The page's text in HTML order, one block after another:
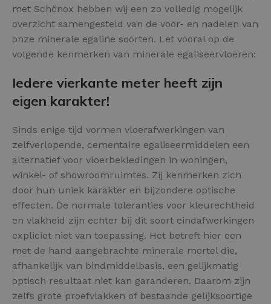
met Schönox hebben wij een zo volledig mogelijk
overzicht samengesteld van de voor- en nadelen van
onze minerale egaline soorten. Let vooral op de
volgende kenmerken van minerale egaliseervloeren:
Iedere vierkante meter heeft zijn
eigen karakter!
Sinds enige tijd vormen vloerafwerkingen van
zelfverlopende, cementaire egaliseermiddelen een
alternatief voor vloerbekledingen in woningen,
winkel- of showroomruimtes. Zij kenmerken zich
door hun uniek karakter en bijzondere optische
effecten. De normale toleranties voor kleurechtheid
en vlakheid zijn echter bij dit soort eindafwerkingen
expliciet niet van toepassing. Het betreft hier een
met de hand aangebrachte minerale mortel die,
afhankelijk van bindmiddelbasis, een gelijkmatig
optisch resultaat niet kan garanderen. Daarom zijn
zelfs grote proefvlakken of bestaande gelijksoortige